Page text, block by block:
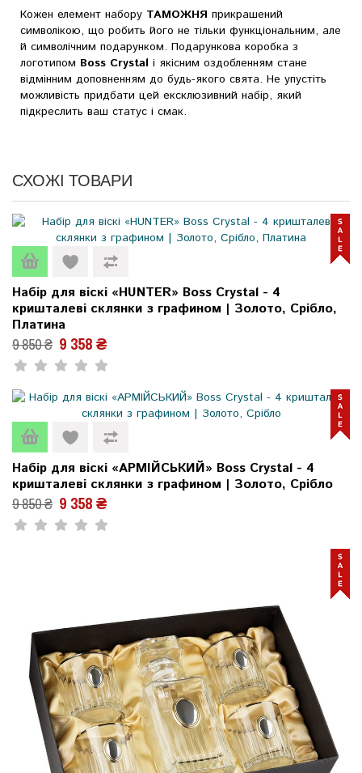
Кожен елемент набору ТАМОЖНЯ прикрашений
символікою, що робить його не тільки функціональним, але
й символічним подарунком. Подарункова коробка з
логотипом Boss Crystal і якісним оздобленням стане
відмінним доповненням до будь-якого свята. Не упустіть
можливість придбати цей ексклюзивний набір, який
підкреслить ваш статус і смак.
СХОЖІ ТОВАРИ
Набір для віскі «HUNTER» Boss Crystal - 4
кришталеві склянки з графином | Золото, Срібло,
Платина
9 850 ₴ 9 358 ₴
Набір для віскі «АРМІЙСЬКИЙ» Boss Crystal - 4
кришталеві склянки з графином | Золото, Срібло
9 850 ₴ 9 358 ₴